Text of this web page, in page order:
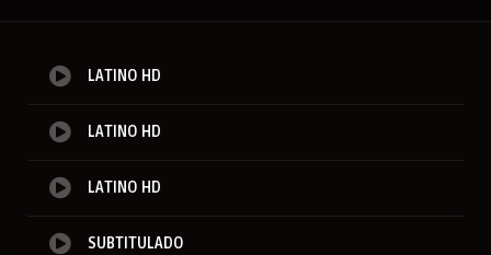
LATINO HD
LATINO HD
LATINO HD
SUBTITULADO